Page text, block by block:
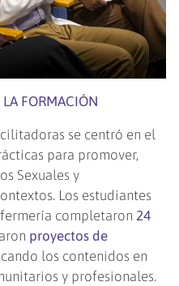
LA FORMACIÓN
se centró en el
para promover,
Sexuales y
Los estudiantes
completaron 24
proyectos de
los contenidos en
y profesionales.